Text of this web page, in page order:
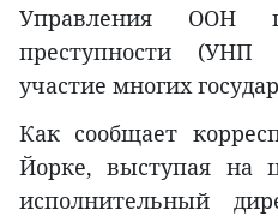
Управления ООН
преступности
участие многих
Как сообщает
Йорке, выступая на
исполнительный